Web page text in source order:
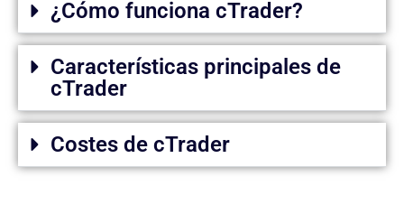
¿Cómo funciona cTrader?
Características principales de
cTrader
Costes de cTrader